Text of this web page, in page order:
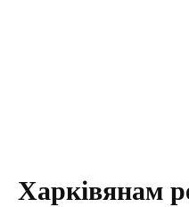
Харківянам